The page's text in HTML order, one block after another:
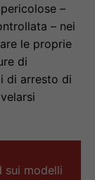
–
– nei
le proprie
di
di arresto di
sui modelli